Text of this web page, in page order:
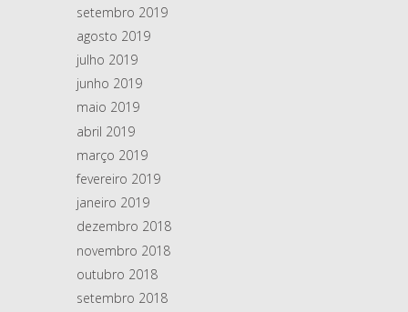
setembro 2019
agosto 2019
julho 2019
junho 2019
maio 2019
abril 2019
março 2019
fevereiro 2019
janeiro 2019
dezembro 2018
novembro 2018
outubro 2018
setembro 2018